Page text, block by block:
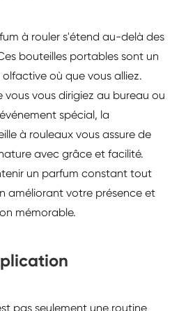
à rouler s'étend au-delà des
bouteilles portables sont un
où que vous alliez.
vous vous dirigiez au bureau ou
spécial, la
à rouleaux vous assure de
avec grâce et facilité.
un parfum constant tout
améliorant votre présence et
mémorable.
pas seulement une routine